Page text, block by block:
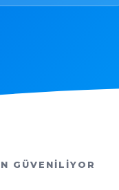
GÜVENİLİYOR